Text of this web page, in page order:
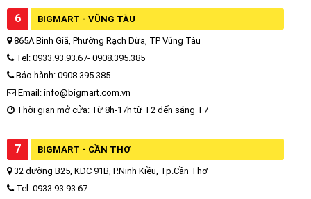
6 BIGMART - VŨNG TÀU
865A Bình Giã, Phường Rạch Dừa, TP Vũng Tàu
Tel: 0933.93.93.67- 0908.395.385
Bảo hành: 0908.395.385
Email: info@bigmart.com.vn
Thời gian mở cửa: Từ 8h-17h từ T2 đến sáng T7
7 BIGMART - CẦN THƠ
32 đường B25, KDC 91B, P.Ninh Kiều, Tp.Cần Thơ
Tel: 0933.93.93.67